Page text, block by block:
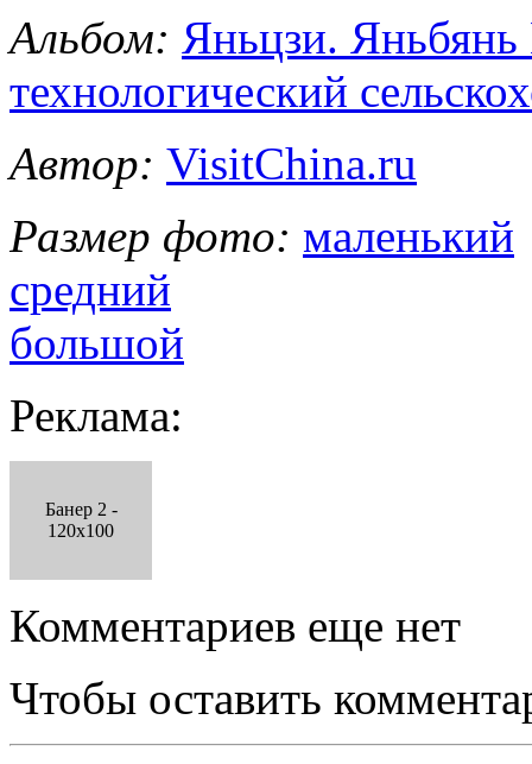
Альбом: Яньцзи.
технологический
Автор: VisitChina.ru
Размер фото: маленький
средний
большой
Реклама:
Банер 2 -
120x100
Комментариев еще нет
Чтобы оставить